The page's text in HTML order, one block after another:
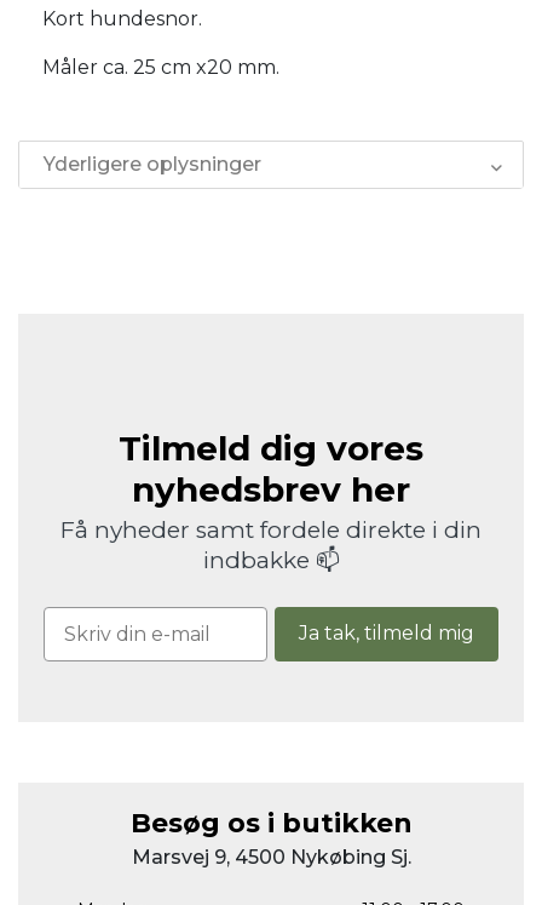
Kort hundesnor.
Måler ca. 25 cm x20 mm.
Yderligere oplysninger
Tilmeld dig vores
nyhedsbrev her
Få nyheder samt fordele direkte i din
indbakke 📫
Ja tak, tilmeld mig
Besøg os i butikken
Marsvej 9, 4500 Nykøbing Sj.